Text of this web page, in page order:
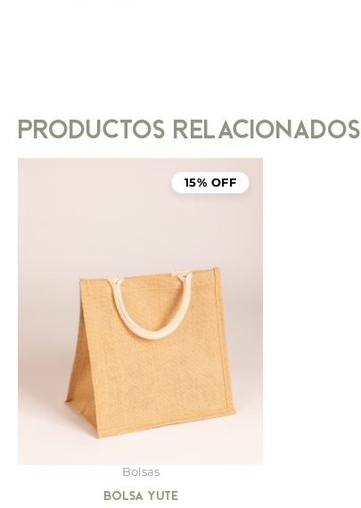
PRODUCTOS RELACIONADOS
15% OFF
Bolsas
Bolsa Yute